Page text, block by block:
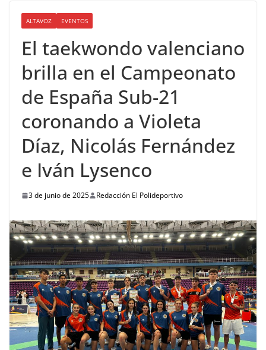
ALTAVOZ EVENTOS
El taekwondo valenciano
brilla en el Campeonato
de España Sub-21
coronando a Violeta
Díaz, Nicolás Fernández
e Iván Lysenco
3 de junio de 2025 Redacción El Polideportivo